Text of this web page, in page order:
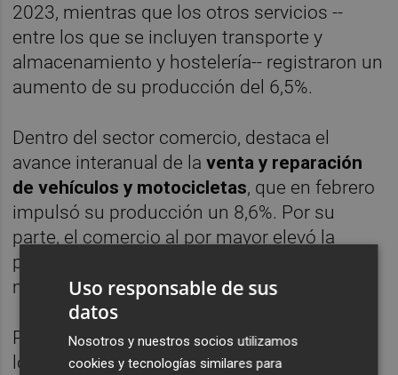
2023, mientras que los otros servicios --
entre los que se incluyen transporte y
almacenamiento y hostelería-- registraron un
aumento de su producción del 6,5%.
Dentro del sector comercio, destaca el
avance interanual de laventa y reparación
de vehículos y motocicletas, que en febrero
impulsó su producción un 8,6%. Por su
parte, el comercio al por mayor elevó la
producción un 1,3% y el comercio al por
menor, un 4,8%.
Por su parte, dentro de los otros servicios,
los mayores avances de la producción se
Uso responsable de sus
datos
Nosotros y nuestros socios utilizamos
cookies y tecnologías similares para